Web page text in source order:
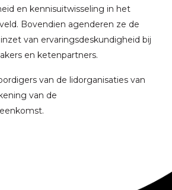
en kennisuitwisseling in het
. Bovendien agenderen ze de
inzet van ervaringsdeskundigheid bij
en ketenpartners.
van de lidorganisaties van
van de